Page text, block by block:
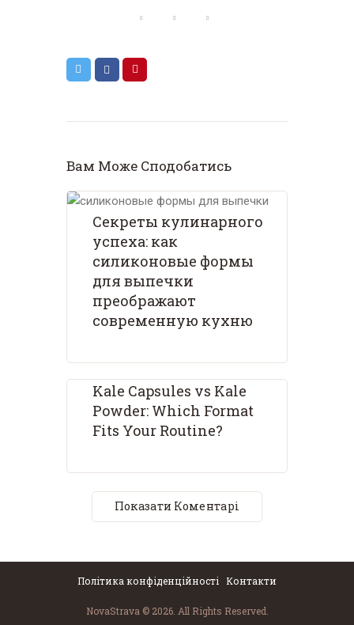
Вам Може Сподобатись
Секреты кулинарного
успеха: как
силиконовые формы
для выпечки
преображают
современную кухню
Kale Capsules vs Kale
Powder: Which Format
Fits Your Routine?
Показати Коментарі
Політика конфіденційності Контакти
NovaStrava © 2026. All Rights Reserved.